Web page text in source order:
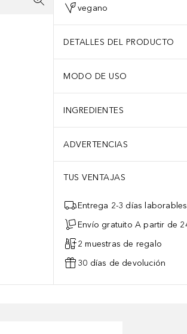
vegano
DETALLES DEL PRODUCTO
MODO DE USO
INGREDIENTES
ADVERTENCIAS
TUS VENTAJAS
Entrega 2-3 días laborables
Envío gratuito A partir de
2 muestras de regalo
30 días de devolución